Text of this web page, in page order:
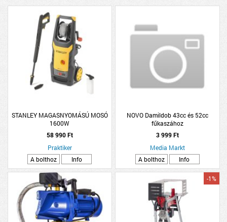
STANLEY MAGASNYOMÁSÚ MOSÓ
1600W
58 990 Ft
Praktiker
A bolthoz
Info
NOVO Damildob 43cc és 52cc
fűkaszához
3 999 Ft
Media Markt
A bolthoz
Info
-1%